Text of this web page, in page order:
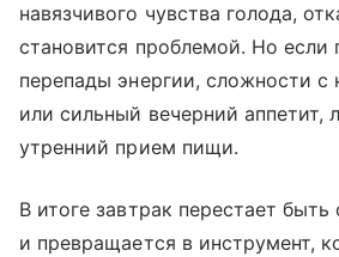
навязчивого чувства голода,
становится проблемой. Но если
перепады энергии, сложности с
или сильный вечерний аппетит,
утренний прием пищи.
В итоге завтрак перестает
и превращается в инструмент,